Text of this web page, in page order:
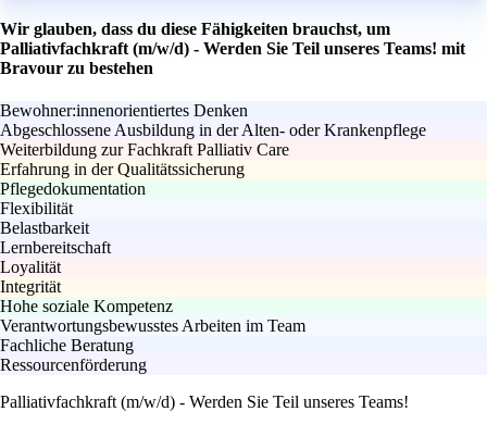
Wir glauben, dass du diese Fähigkeiten brauchst, um
Palliativfachkraft (m/w/d) - Werden Sie Teil unseres Teams! mit
Bravour zu bestehen
Bewohner:innenorientiertes Denken
Abgeschlossene Ausbildung in der Alten- oder Krankenpflege
Weiterbildung zur Fachkraft Palliativ Care
Erfahrung in der Qualitätssicherung
Pflegedokumentation
Flexibilität
Belastbarkeit
Lernbereitschaft
Loyalität
Integrität
Hohe soziale Kompetenz
Verantwortungsbewusstes Arbeiten im Team
Fachliche Beratung
Ressourcenförderung
Palliativfachkraft (m/w/d) - Werden Sie Teil unseres Teams!